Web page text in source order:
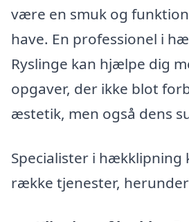
være en smuk og
have. En professionel i
Ryslinge kan hjælpe dig
opgaver, der ikke blot
æstetik, men også dens
Specialister i hækklipning
række tjenester,